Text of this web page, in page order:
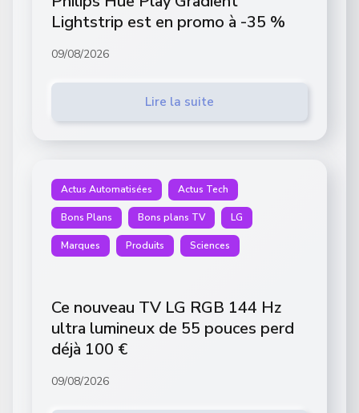
Lightstrip est en promo à -35 %
09/08/2026
Lire la suite
Actus Automatisées Actus Tech
Bons Plans Bons plans TV LG
Marques Produits Sciences
Ce nouveau TV LG RGB 144 Hz
ultra lumineux de 55 pouces perd
déjà 100 €
09/08/2026